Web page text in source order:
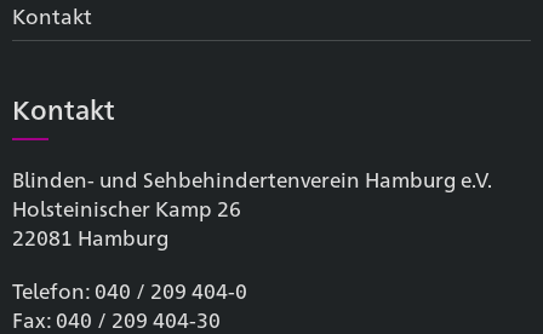
Kontakt
Kontakt
Blinden- und Sehbehinderten­verein Hamburg e.V.
Holsteinischer Kamp 26
22081 Hamburg
Telefon: 040 / 209 404-0
Fax: 040 / 209 404-30